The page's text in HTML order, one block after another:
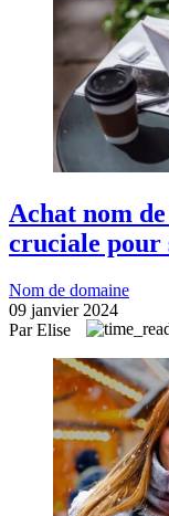
Achat nom
cruciale pour
Nom de domaine
09 janvier 2024
Par Elise